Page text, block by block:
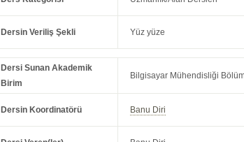
Dersin Veriliş Şekli Yüz yüze
Dersi Sunan Akademik
Birim
Bilgisayar Mühendisliği
Dersin Koordinatörü Banu Diri